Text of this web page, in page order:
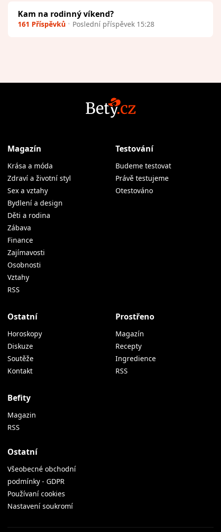
Kam na rodinný víkend?
161 Příspěvků Poslední příspěvek 15:28
Magazín
Krása a móda
Zdraví a životní styl
Sex a vztahy
Bydlení a design
Děti a rodina
Zábava
Finance
Zajímavosti
Osobnosti
Vztahy
RSS
Testování
Budeme testovat
Právě testujeme
Otestováno
Ostatní
Horoskopy
Diskuze
Soutěže
Kontakt
Prostřeno
Magazín
Recepty
Ingredience
RSS
Befity
Magazin
RSS
Ostatní
Všeobecné obchodní
podmínky - GDPR
Používaní cookies
Nastavení soukromí